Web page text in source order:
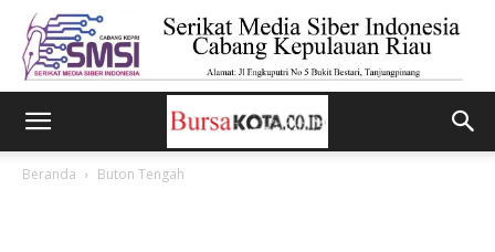
Beranda Buton Tengah